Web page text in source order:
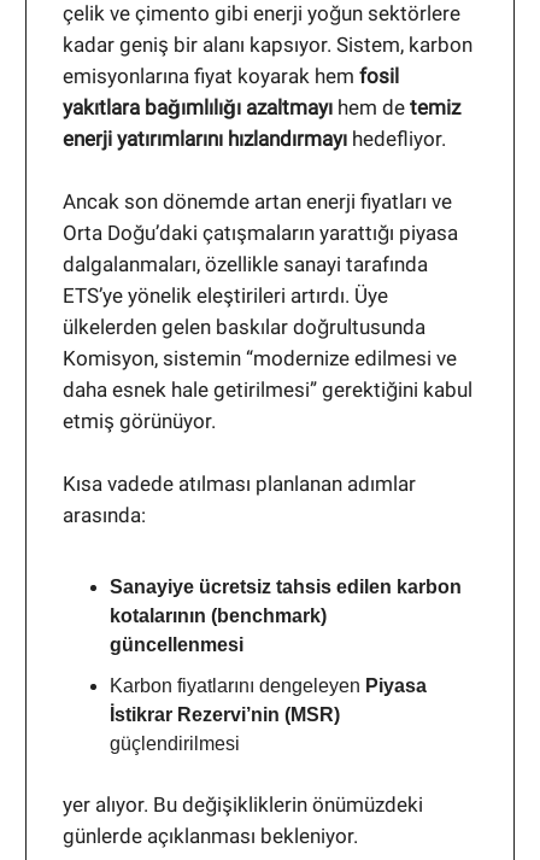
çelik ve çimento gibi enerji yoğun sektörlere
kadar geniş bir alanı kapsıyor. Sistem, karbon
emisyonlarına fiyat koyarak hem fosil
yakıtlara bağımlılığı azaltmayı hem de temiz
enerji yatırımlarını hızlandırmayı hedefliyor.
Ancak son dönemde artan enerji fiyatları ve
Orta Doğu’daki çatışmaların yarattığı piyasa
dalgalanmaları, özellikle sanayi tarafında
ETS’ye yönelik eleştirileri artırdı. Üye
ülkelerden gelen baskılar doğrultusunda
Komisyon, sistemin “modernize edilmesi ve
daha esnek hale getirilmesi” gerektiğini kabul
etmiş görünüyor.
Kısa vadede atılması planlanan adımlar
arasında:
Sanayiye ücretsiz tahsis edilen karbon
kotalarının (benchmark)
güncellenmesi
Karbon fiyatlarını dengeleyen Piyasa
İstikrar Rezervi’nin (MSR)
güçlendirilmesi
yer alıyor. Bu değişikliklerin önümüzdeki
günlerde açıklanması bekleniyor.